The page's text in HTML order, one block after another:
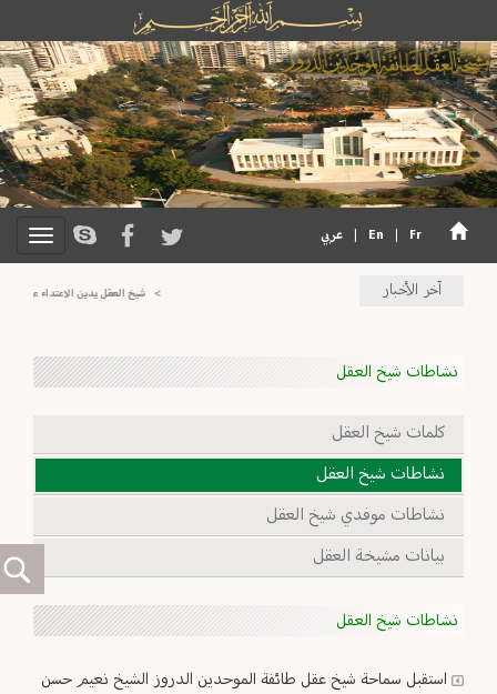
En Fr عربي
آخر الأخبار > شيخ العقل يدين الاعتداء على
نشاطات شيخ العقل
كلمات شيخ العقل
نشاطات شيخ العقل
نشاطات موفدي شيخ العقل
بيانات مشيخة العقل
نشاطات شيخ العقل
استقبل سماحة شيخ عقل طائفة الموحدين الدروز الشيخ نعيم حسن